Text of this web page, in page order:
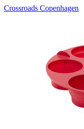
Crossroads Copenhagen